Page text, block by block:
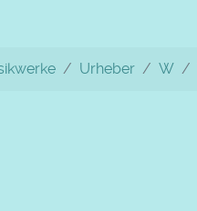
Urheber W